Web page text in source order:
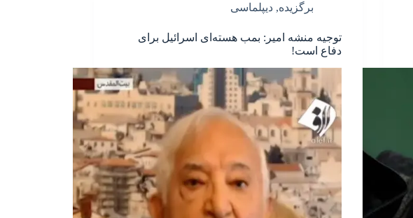
برگزیده,دیپلماسی
توجیه منشه امیر: بمب هسته‌ای اسرائیل برای
دفاع است!